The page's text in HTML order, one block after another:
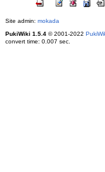
Site admin: mokada
PukiWiki 1.5.4© 2001-2022
convert time: 0.007 sec.